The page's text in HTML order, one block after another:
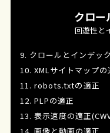
クロー
回遊性と
9. クロールとインデッ
10. XMLサイトマップの
11. robots.txtの適正
12. PLPの適正
13. 表示速度の適正
14. 画像と動画の適正